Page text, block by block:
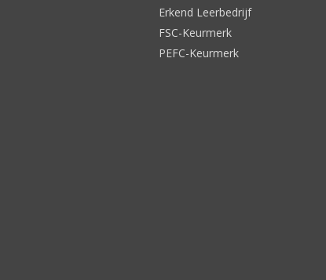
Erkend Leerbedrijf
FSC-Keurmerk
PEFC-Keurmerk